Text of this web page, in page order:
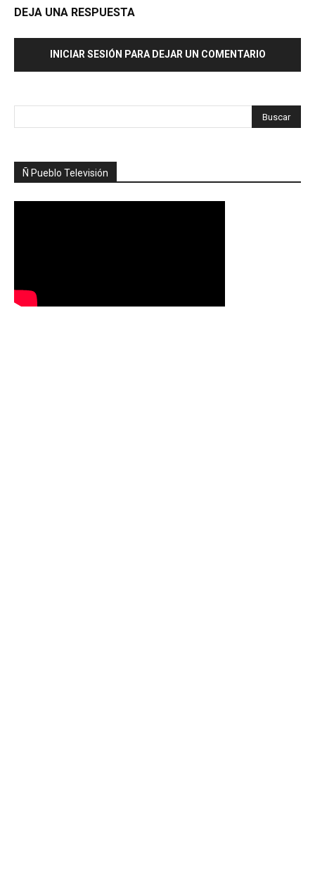
DEJA UNA RESPUESTA
INICIAR SESIÓN PARA DEJAR UN COMENTARIO
Ñ Pueblo Televisión